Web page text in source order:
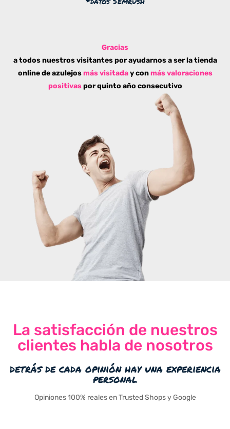
Gracias
a todos nuestros visitantes por ayudarnos a ser la tienda
online de azulejos más visitaday conmás valoraciones
positivaspor quinto año consecutivo
La satisfacción de nuestros
clientes habla de nosotros
detrás de cada opinión hay una experiencia
personal
Opiniones 100% reales en Trusted Shops y Google